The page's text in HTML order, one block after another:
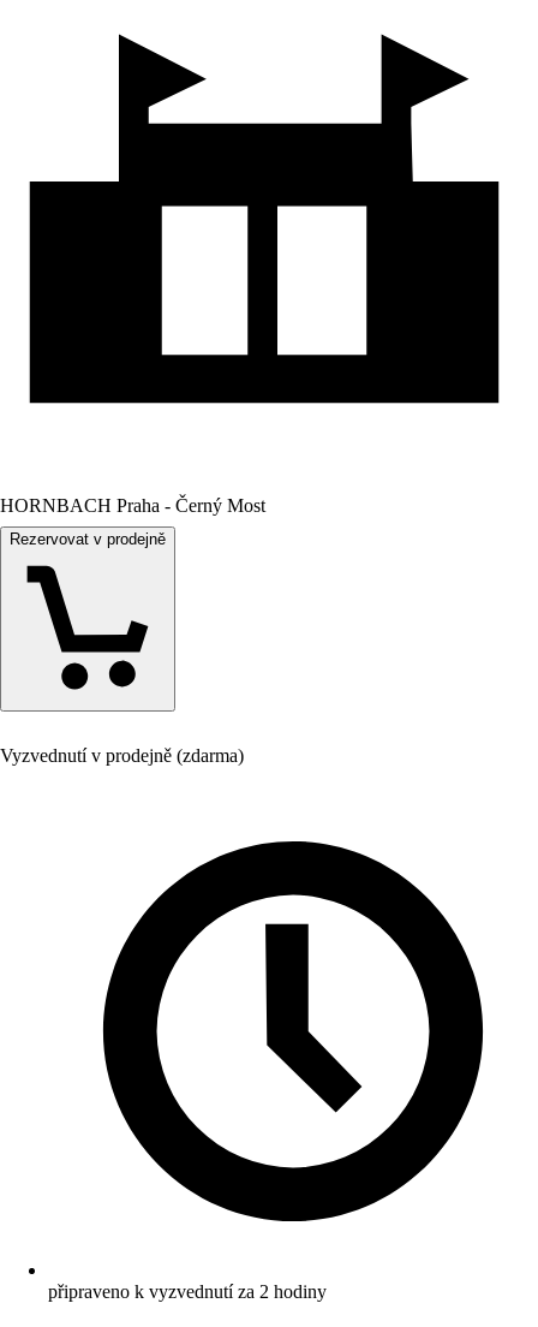
HORNBACH Praha - Černý Most
Rezervovat v prodejně
Vyzvednutí v prodejně (zdarma)
připraveno k vyzvednutí za 2 hodiny